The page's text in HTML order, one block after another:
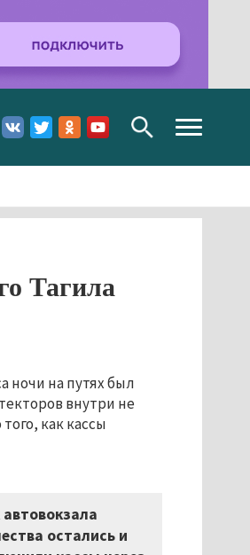
Toggle
navigation
Тагила
ночи на путях был
внутри не
как кассы
остались и